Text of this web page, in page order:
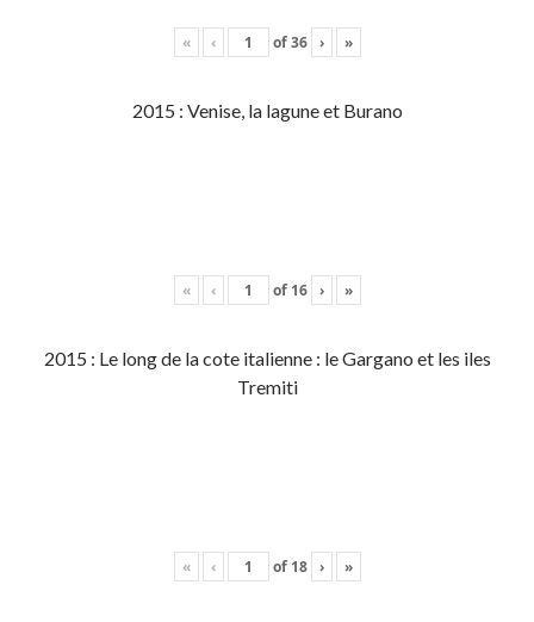
« ‹ of36 › »
2015 : Venise, la lagune et Burano
« ‹ of 16 › »
2015 : Le long de la cote italienne : le Gargano et les iles
Tremiti
« ‹ of 18 › »